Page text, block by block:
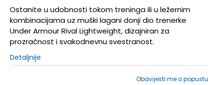
Ostanite u udobnosti tokom treninga ili u ležernim
kombinacijama uz muški lagani donji dio trenerke
Under Armour Rival Lightweight, dizajniran za
prozračnost i svakodnevnu svestranost.
Detaljnije
Obavijesti me o popustu